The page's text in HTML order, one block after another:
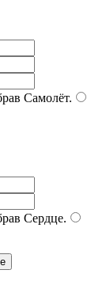
Самолёт.
Сердце.